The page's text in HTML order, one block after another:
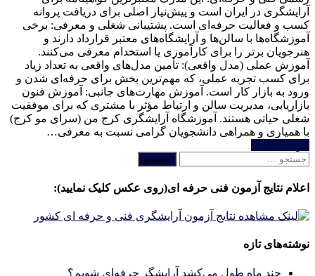
آرایشگری در ایران است و پیش‌نیاز اصلی برای دریافت پروانه
کسب و فعالیت حرفه‌ای است. پشتیبانی شغلی و معرفی: برخی
آموزشگاه‌ها با سالن‌ها و آرایشگاه‌های معتبر قرارداد دارند و
هنرجویان برتر را برای کارآموزی یا استخدام معرفی می‌کنند.
آموزش عملی (مدل واقعی): تأمین مدل‌های واقعی به تعداد زیاد
برای کسب تجربه عملی، که مهم‌ترین بخش برای حرفه‌ای شدن و
ورود به بازار کار است. آموزش مهارت‌های جانبی: آموزش فنون
بازاریابی، مدیریت سالن و ارتباط مؤثر با مشتری که برای موفقیت
شغلی حیاتی هستند. آموزشگاه آرایشگری کرج من (سرای مو کرج)
با همیاری و همراهی دانشجویان گرامی نسبت به معرفی…
جستجو
اعلام نتایج آزمون فنی حرفه ای(روی عکس کلیک نمایید):
نوشته‌های تازه
چند ماه طول می‌کشد آرایشگر حرفه‌ای شویم؟